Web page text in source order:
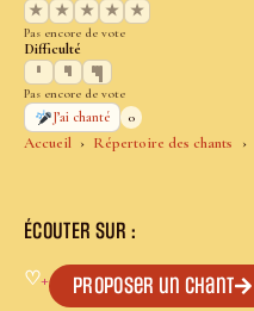
Accueil Répertoire des chants
★
★ ★ ★ ★
Pas encore de vote
Difficulté
Pas encore de vote
J’ai chanté
0
ÉCOUTER SUR :
♡+ Proposer un chant